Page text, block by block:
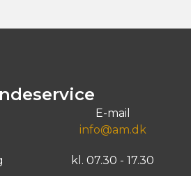
E-mail
info@am.dk
kl. 07.30 - 17.30